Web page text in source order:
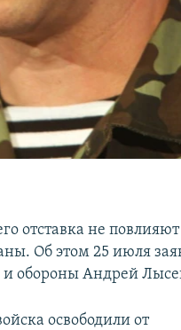
отставка не
Об этом 25 июля
и обороны Андрей
освободили от